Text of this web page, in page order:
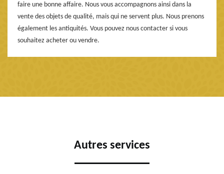
faire une bonne affaire. Nous vous accompagnons ainsi dans la
vente des objets de qualité, mais qui ne servent plus. Nous prenons
également les antiquités. Vous pouvez nous contacter si vous
souhaitez acheter ou vendre.
Autres services